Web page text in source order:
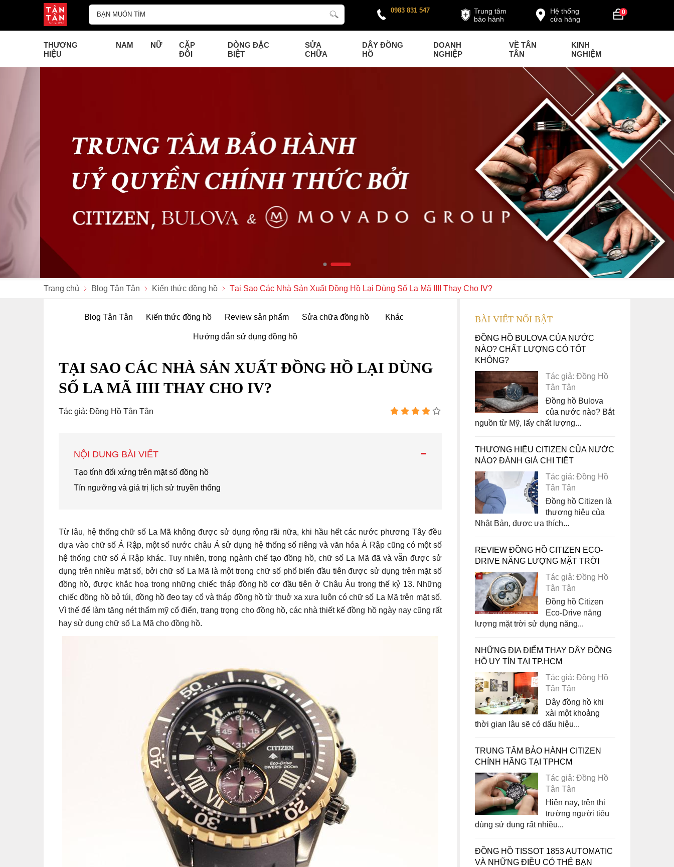
0
Hệ thống
cửa hàng
Trung tâm
bảo hành
0983 831 547
THƯƠNG
HIỆU
NAM NỮ
CẶP
ĐÔI
DÒNG ĐẶC
BIỆT
SỬA
CHỮA
DÂY ĐỒNG
HỒ
DOANH
NGHIỆP
VỀ TÂN
TÂN
KINH
NGHIỆM
Trang chủ Blog Tân Tân Kiến thức đồng hồ Tại Sao Các Nhà Sản Xuất Đồng Hồ Lại Dùng Số La Mã IIII Thay Cho IV?
Blog Tân Tân Kiến thức đồng hồ Review sản phẩm Sửa chữa đồng hồ Khác
Hướng dẫn sử dụng đồng hồ
TẠI SAO CÁC NHÀ SẢN XUẤT ĐỒNG HỒ LẠI DÙNG
SỐ LA MÃ IIII THAY CHO IV?
Tác giả: Đồng Hồ Tân Tân
-
NỘI DUNG BÀI VIẾT
Tạo tính đối xứng trên mặt số đồng hồ
Tín ngưỡng và giá trị lịch sử truyền thống
Từ lâu, hệ thống chữ số La Mã không được sử dụng rộng rãi nữa, khi hầu hết các nước phương Tây đều
dựa vào chữ số Ả Rập, một số nước châu Á sử dụng hệ thống số riêng và văn hóa Ả Rập cũng có một số
hệ thống chữ số Ả Rập khác. Tuy nhiên, trong ngành chế tạo đồng hồ, chữ số La Mã đã và vẫn được sử
dụng trên nhiều mặt số, bởi chữ số La Mã là một trong chữ số phổ biến đầu tiên được sử dụng trên mặt số
đồng hồ, được khắc hoạ trong những chiếc tháp đồng hồ cơ đầu tiên ở Châu Âu trong thế kỷ 13. Những
chiếc đồng hồ bỏ túi, đồng hồ đeo tay cổ và tháp đồng hồ từ thuở xa xưa luôn có chữ số La Mã trên mặt số.
Vì thế để làm tăng nét thẩm mỹ cổ điển, trang trọng cho đồng hồ, các nhà thiết kế đồng hồ ngày nay cũng rất
hay sử dụng chữ số La Mã cho đồng hồ.
BÀI VIẾT NỔI BẬT
ĐỒNG HỒ BULOVA CỦA NƯỚC
NÀO? CHẤT LƯỢNG CÓ TỐT
KHÔNG?
Tác giả: Đồng Hồ
Tân Tân
Đồng hồ Bulova
của nước nào? Bắt
nguồn từ Mỹ, lấy chất lượng...
THƯƠNG HIỆU CITIZEN CỦA NƯỚC
NÀO? ĐÁNH GIÁ CHI TIẾT
Tác giả: Đồng Hồ
Tân Tân
Đồng hồ Citizen là
thương hiệu của
Nhật Bản, được ưa thích...
REVIEW ĐỒNG HỒ CITIZEN ECO-
DRIVE NĂNG LƯỢNG MẶT TRỜI
Tác giả: Đồng Hồ
Tân Tân
Đồng hồ Citizen
Eco-Drive năng
lượng mặt trời sử dụng năng...
NHỮNG ĐỊA ĐIỂM THAY DÂY ĐỒNG
HỒ UY TÍN TẠI TP.HCM
Tác giả: Đồng Hồ
Tân Tân
Dây đồng hồ khi
xài một khoảng
thời gian lâu sẽ có dấu hiệu...
TRUNG TÂM BẢO HÀNH CITIZEN
CHÍNH HÃNG TẠI TPHCM
Tác giả: Đồng Hồ
Tân Tân
Hiện nay, trên thị
trường người tiêu
dùng sử dụng rất nhiều...
ĐỒNG HỒ TISSOT 1853 AUTOMATIC
VÀ NHỮNG ĐIỀU CÓ THỂ BẠN